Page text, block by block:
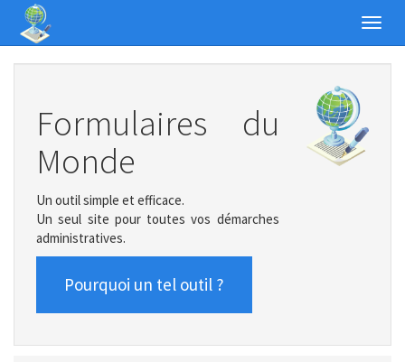
Formulaires du
Monde
Un outil simple et efficace.
Un seul site pour toutes vos démarches
administratives.
Pourquoi un tel outil ?